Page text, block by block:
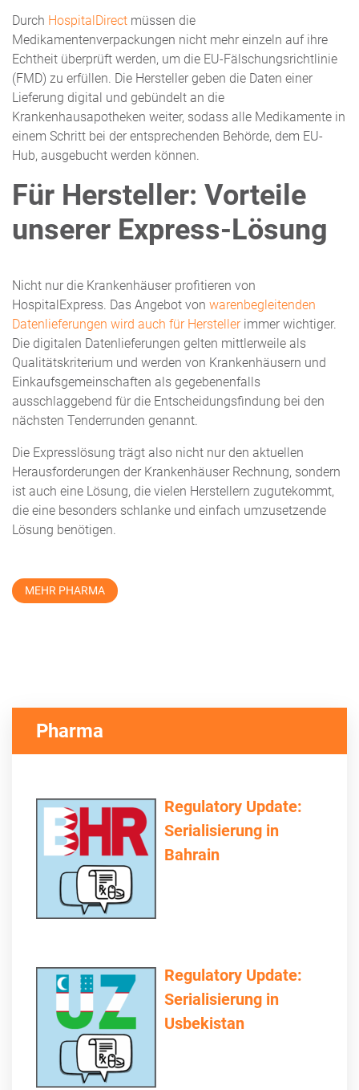
Durch HospitalDirect müssen die
Medikamentenverpackungen nicht mehr einzeln auf ihre
Echtheit überprüft werden, um die EU-Fälschungsrichtlinie
(FMD) zu erfüllen. Die Hersteller geben die Daten einer
Lieferung digital und gebündelt an die
Krankenhausapotheken weiter, sodass alle Medikamente in
einem Schritt bei der entsprechenden Behörde, dem EU-
Hub, ausgebucht werden können.
Für Hersteller: Vorteile
unserer Express-Lösung
Nicht nur die Krankenhäuser profitieren von
HospitalExpress. Das Angebot von warenbegleitenden
Datenlieferungen wird auch für Herstellerimmer wichtiger.
Die digitalen Datenlieferungen gelten mittlerweile als
Qualitätskriterium und werden von Krankenhäusern und
Einkaufsgemeinschaften als gegebenenfalls
ausschlaggebend für die Entscheidungsfindung bei den
nächsten Tenderrunden genannt.
Die Expresslösung trägt also nicht nur den aktuellen
Herausforderungen der Krankenhäuser Rechnung, sondern
ist auch eine Lösung, die vielen Herstellern zugutekommt,
die eine besonders schlanke und einfach umzusetzende
Lösung benötigen.
MEHR PHARMA
Pharma
Regulatory Update:
Serialisierung in
Bahrain
Regulatory Update:
Serialisierung in
Usbekistan